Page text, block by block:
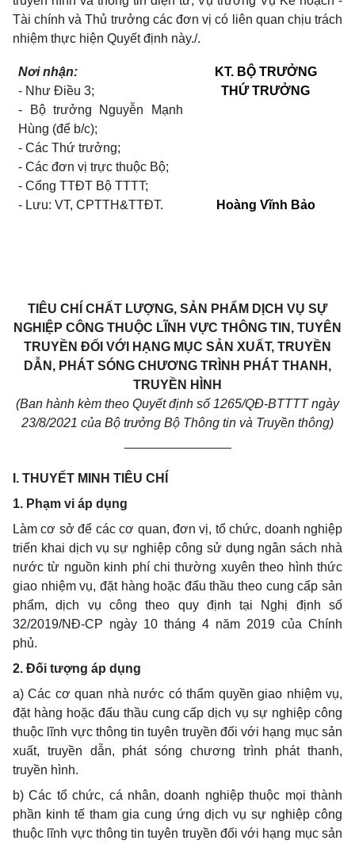
Tài chính và Thủ trưởng các đơn vị có liên quan chịu trách
nhiệm thực hiện Quyết định này./.
Nơi nhận:
- Như Điều 3;
- Bộ trưởng Nguyễn Mạnh
Hùng (để b/c);
- Các Thứ trưởng;
- Các đơn vị trực thuộc Bộ;
- Cổng TTĐT BộTTTT;
- Lưu: VT, CPTTH&TTĐT.
KT. BỘ TRƯỞNG
THỨ TRƯỞNG
Hoàng Vĩnh Bảo
TIÊU CHÍ CHẤT LƯỢNG, SẢN PHẨM DỊCH VỤ SỰ
NGHIỆP CÔNG THUỘC LĨNH VỰC THÔNG TIN, TUYÊN
TRUYỀN ĐỐI VỚI HẠNG MỤC SẢN XUẤT, TRUYỀN
DẪN, PHÁT SÓNG CHƯƠNG TRÌNH PHÁT THANH,
TRUYỀN HÌNH
(Ban hành kèm theo Quyết định số 1265/QĐ-BTTTT ngày
23/8/2021 của Bộ trưởng Bộ Thông tin và Truyền thông)
. THUYẾT MINH TIÊU CHÍ
1. Phạm vi áp dụng
Làm cơ sở để các cơ quan, đơn vị, tổ chức, doanh nghiệp
triển khai dịch vụ sự nghiệp công sử dụng ngân sách nhà
nước từ nguồn kinh phí chi thường xuyên theo hình thức
giao nhiệm vụ, đặt hàng hoặc đấu thầu theo cung cấp sản
phẩm, dịch vụ công theo quy định tại Nghị định số
32/2019/NĐ-CP ngày 10 tháng 4 năm 2019 của Chính
phủ.
2. Đối tượng áp dụng
a) Các cơ quan nhà nước có thẩm quyền giao nhiệm vụ,
đặt hàng hoặc đấu thầu cung cấp dịch vụ sự nghiệp công
thuộc lĩnh vực thông tin tuyên truyền đối với hạng mục sản
xuất, truyền dẫn, phát sóng chương trình phát thanh,
truyền hình.
b) Các tổ chức, cá nhân, doanh nghiệp thuộc mọi thành
phần kinh tế tham gia cung ứng dịch vụ sự nghiệp công
thuộc lĩnh vực thông tin tuyên truyền đối với hạng mục sản